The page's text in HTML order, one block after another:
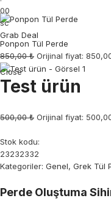
00
sc
Grab Deal
Close
Ponpon Tül Perde
850,00 ₺ Orijinal fiyat:
Test ürün
500,00 ₺ Orijinal fiyat:
Stok kodu:
23232332
Kategoriler: Genel, Grek Tül
Perde Oluştuma